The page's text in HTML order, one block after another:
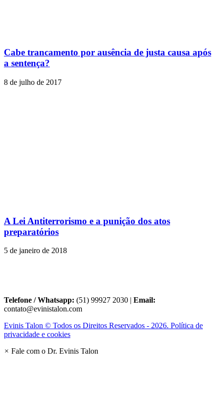
Cabe trancamento por ausência de justa causa após
a sentença?
8 de julho de 2017
A Lei Antiterrorismo e a punição dos atos
preparatórios
5 de janeiro de 2018
Telefone / Whatsapp: (51) 99927 2030 | Email:
contato@evinistalon.com
Evinis Talon © Todos os Direitos Reservados - 2026. Política de
privacidade e cookies
× Fale com o Dr. Evinis Talon